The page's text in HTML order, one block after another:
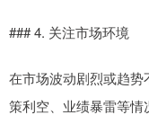
### 4. 关注市场环境
在市场波动剧烈或趋
策利空、业绩暴雷等情